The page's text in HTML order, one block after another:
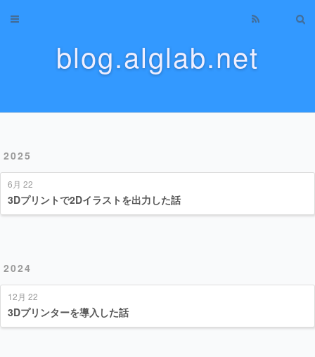
blog.alglab.net
2025
6月 22
3Dプリントで2Dイラストを出力した話
2024
12月 22
3Dプリンターを導入した話
Home
Tags
Tag Cloud